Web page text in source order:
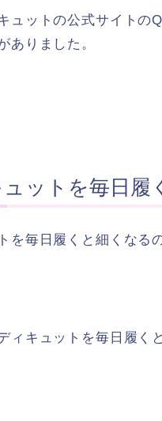
ュットの公式サイトの
ありました。
ットを毎日履
を毎日履くと細くなる
ィキュットを毎日履く